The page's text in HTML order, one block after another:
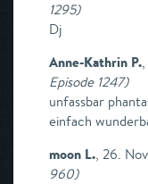
1295)
Dj
Anne-Kathrin P.,
Episode 1247)
unfassbar
einfach
moon L., 26.
960)